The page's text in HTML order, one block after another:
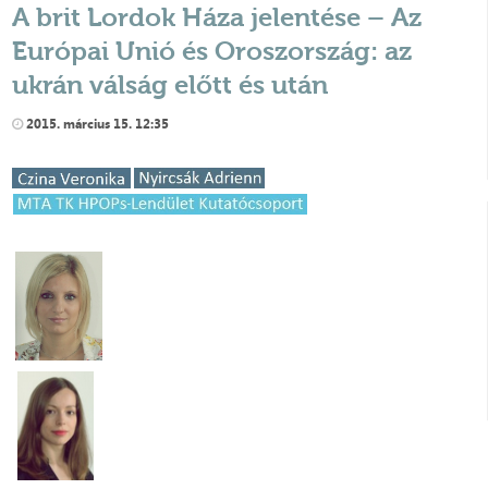
A brit Lordok Háza jelentése – Az
Európai Unió és Oroszország: az
ukrán válság előtt és után
2015. március 15. 12:35